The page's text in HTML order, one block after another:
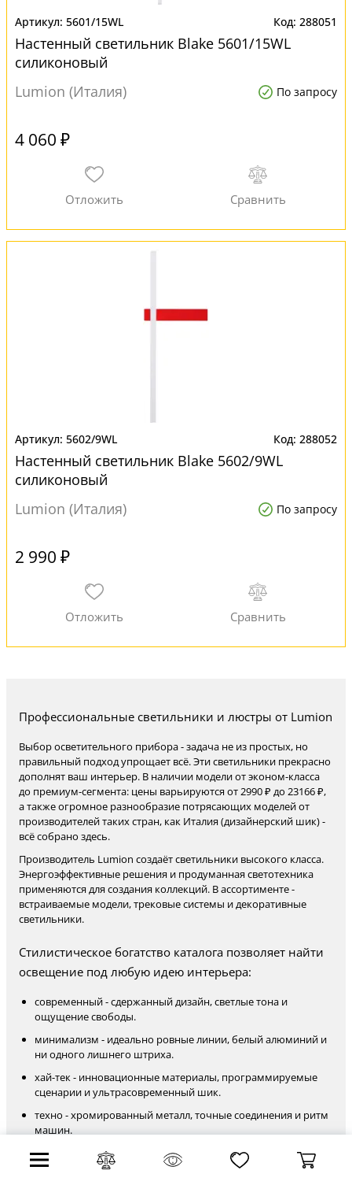
5601/15WL 288051
Настенный светильник Blake 5601/15WL
силиконовый
Lumion (Италия)
По запросу
4 060 ₽
5602/9WL 288052
Настенный светильник Blake 5602/9WL
силиконовый
Lumion (Италия)
По запросу
2 990 ₽
Профессиональные светильники и люстры от Lumion
Выбор осветительного прибора - задача не из простых, но
правильный подход упрощает всё. Эти светильники прекрасно
дополнят ваш интерьер. В наличии модели от эконом-класса
до премиум-сегмента: цены варьируются от 2990 ₽ до 23166 ₽,
а также огромное разнообразие потрясающих моделей от
производителей таких стран, как Италия (дизайнерский шик) -
всё собрано здесь.
Производитель Lumion создаёт светильники высокого класса.
Энергоэффективные решения и продуманная светотехника
применяются для создания коллекций. В ассортименте -
встраиваемые модели, трековые системы и декоративные
светильники.
Стилистическое богатство каталога позволяет найти
освещение под любую идею интерьера:
современный - сдержанный дизайн, светлые тона и
ощущение свободы.
минимализм - идеально ровные линии, белый алюминий и
ни одного лишнего штриха.
хай-тек - инновационные материалы, программируемые
сценарии и ультрасовременный шик.
техно - хромированный металл, точные соединения и ритм
машин.
яркое и цветное - LED-лента, цветовые сценарии и вечная
вечеринка.